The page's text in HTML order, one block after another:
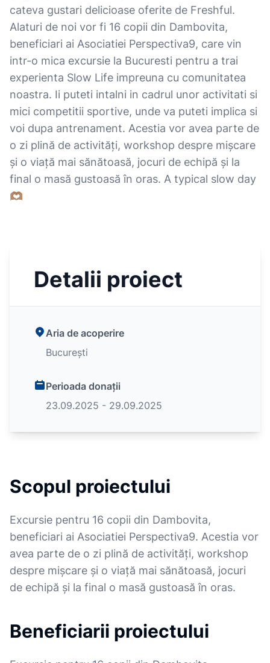
cateva gustari delicioase oferite de Freshful.
Alaturi de noi vor fi 16 copii din Dambovita,
beneficiari ai Asociatiei Perspectiva9, care vin
intr-o mica excursie la Bucuresti pentru a trai
experienta Slow Life impreuna cu comunitatea
noastra. Ii puteti intalni in cadrul unor activitati si
mici competitii sportive, unde va puteti implica si
voi dupa antrenament. Acestia vor avea parte de
o zi plină de activități, workshop despre mişcare
şi o viață mai sănătoasă, jocuri de echipă şi la
final o masă gustoasă în oras. A typical slow day
🫶🏽
Detalii proiect
Aria de acoperire
București
Perioada donații
23.09.2025 - 29.09.2025
Scopul proiectului
Excursie pentru 16 copii din Dambovita,
beneficiari ai Asociatiei Perspectiva9. Acestia vor
avea parte de o zi plină de activități, workshop
despre mişcare şi o viață mai sănătoasă, jocuri
de echipă şi la final o masă gustoasă în oras.
Beneficiarii proiectului